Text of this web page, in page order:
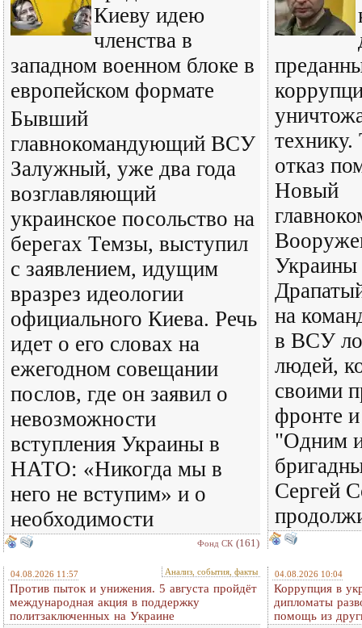
Киеву идею
членства в
западном военном блоке в
европейском формате
Бывший
главнокомандующий ВСУ
Залужный, уже два года
возглавляющий
украинское посольство на
берегах Темзы, выступил
с заявлением, идущим
вразрез идеологии
официального Киева. Речь
идет о его словах на
ежегодном совещании
послов, где он заявил о
невозможности
вступления Украины в
НАТО: «Никогда мы в
него не вступим» и о
необходимости
Фонд СК (161)
отказ
Новый
на
в ВСУ
людей,
своими
фронте
"Одним
Сергей
04.08.2026 11:57 Анализ, события, факты
Против пыток и унижения. 5 августа пройдёт
международная акция в поддержку
политзаключенных на Украине
04.08.2026 10:04
Коррупция в
дипломаты
помощь из